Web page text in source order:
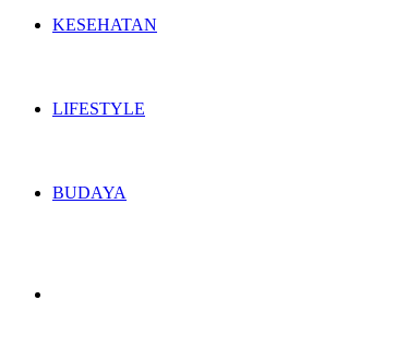
KESEHATAN
LIFESTYLE
BUDAYA